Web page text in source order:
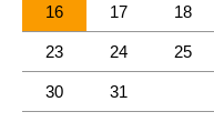
16 17 18
23 24 25
30 31